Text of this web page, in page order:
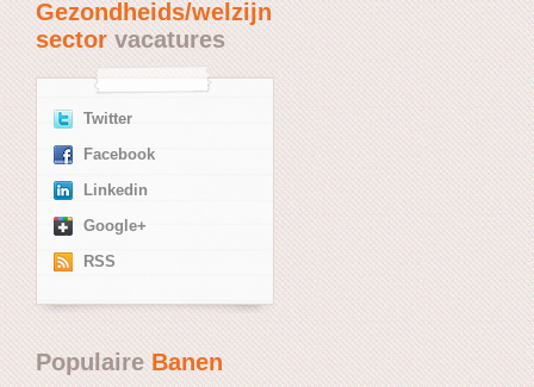
Gezondheids/welzijn
sectorvacatures
Twitter
Facebook
Linkedin
Google+
RSS
PopulaireBanen